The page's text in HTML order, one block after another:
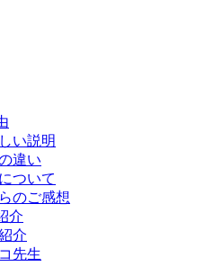
い説明
違い
ついて
のご感想
介
介
先生